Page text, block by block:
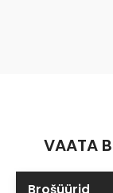
VAATA
Brošüürid